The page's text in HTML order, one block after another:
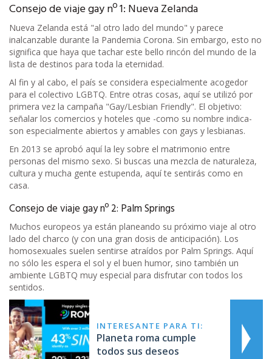
Consejo de viaje gay nº 1: Nueva Zelanda
Nueva Zelanda está "al otro lado del mundo" y parece
inalcanzable durante la Pandemia Corona. Sin embargo, esto no
significa que haya que tachar este bello rincón del mundo de la
lista de destinos para toda la eternidad.
Al fin y al cabo, el país se considera especialmente acogedor
para el colectivo LGBTQ. Entre otras cosas, aquí se utilizó por
primera vez la campaña "Gay/Lesbian Friendly". El objetivo:
señalar los comercios y hoteles que -como su nombre indica-
son especialmente abiertos y amables con gays y lesbianas.
En 2013 se aprobó aquí la ley sobre el matrimonio entre
personas del mismo sexo. Si buscas una mezcla de naturaleza,
cultura y mucha gente estupenda, aquí te sentirás como en
casa.
Consejo de viaje gay nº 2: Palm Springs
Muchos europeos ya están planeando su próximo viaje al otro
lado del charco (y con una gran dosis de anticipación). Los
homosexuales suelen sentirse atraídos por Palm Springs. Aquí
no sólo les espera el sol y el buen humor, sino también un
ambiente LGBTQ muy especial para disfrutar con todos los
sentidos.
INTERESANTE PARA TI:
Planeta roma cumple
todos sus deseos